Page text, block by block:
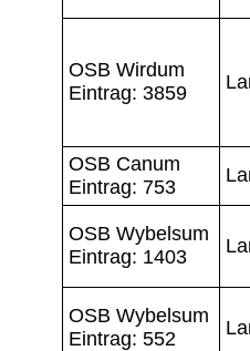
OSB Wirdum
Eintrag: 3859
OSB Canum
Eintrag: 753
OSB Wybelsum
Eintrag: 1403
OSB Wybelsum
Eintrag: 552